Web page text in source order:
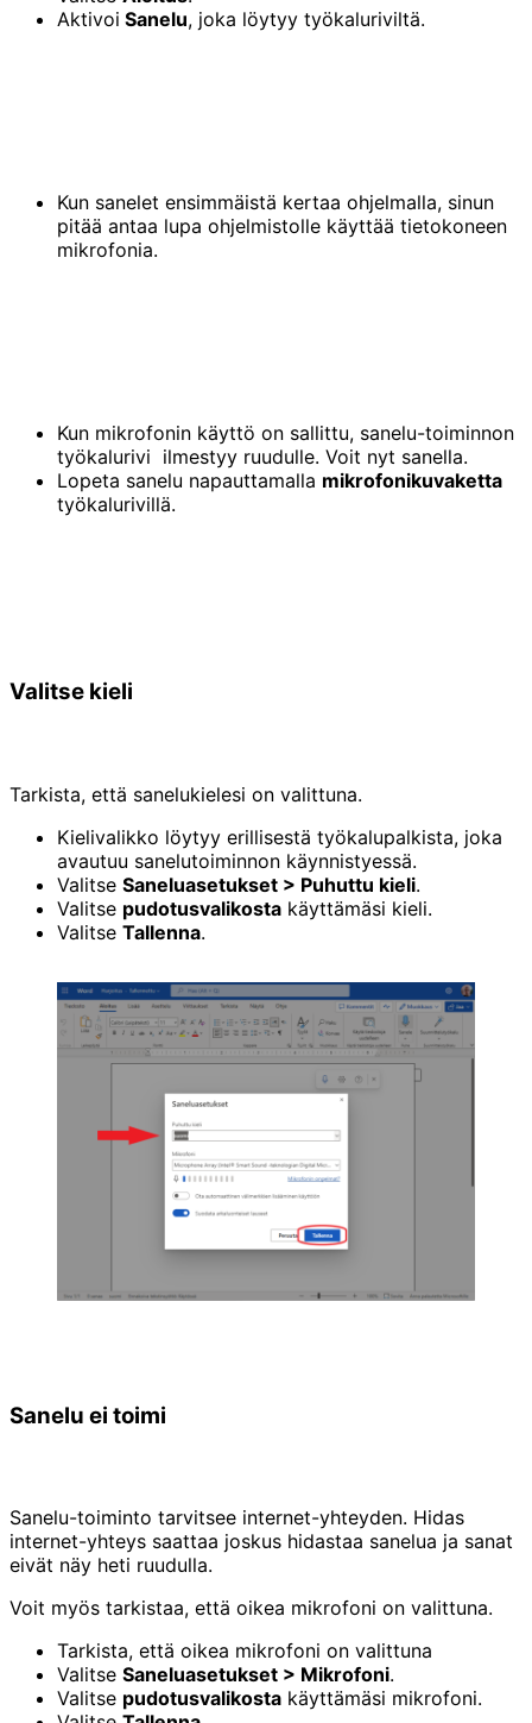
Aktivoi Sanelu, joka löytyy työkaluriviltä.
Kun sanelet ensimmäistä kertaa ohjelmalla, sinun
pitää antaa lupa ohjelmistolle käyttää tietokoneen
mikrofonia.
Kun mikrofonin käyttö on sallittu, sanelu-toiminnon
työkalurivi ilmestyy ruudulle. Voit nyt sanella.
Lopeta sanelu napauttamalla mikrofonikuvaketta
työkalurivillä.
Valitse kieli
Tarkista, että sanelukielesi on valittuna.
Kielivalikko löytyy erillisestä työkalupalkista, joka
avautuu sanelutoiminnon käynnistyessä.
Valitse Saneluasetukset > Puhuttu kieli.
Valitse pudotusvalikosta käyttämäsi kieli.
Valitse Tallenna.
Sanelu ei toimi
Sanelu-toiminto tarvitsee internet-yhteyden. Hidas
internet-yhteys saattaa joskus hidastaa sanelua ja sanat
eivät näy heti ruudulla.
Voit myös tarkistaa, että oikea mikrofoni on valittuna.
Tarkista, että oikea mikrofoni on valittuna
Valitse Saneluasetukset > Mikrofoni.
Valitse pudotusvalikosta käyttämäsi mikrofoni.